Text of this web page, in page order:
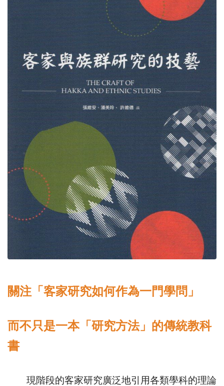
關注「客家研究如何作為一門學問」
而不只是一本「研究方法」的傳統教科
書
現階段的客家研究廣泛地引用各類學科的理論